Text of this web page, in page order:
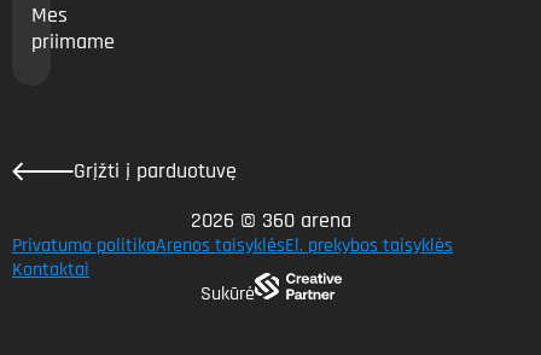
Mes
priimame
Grįžti į parduotuvę
2026 © 360 arena
Privatumo politikaArenos taisyklėsEl. prekybos taisyklės
Kontaktai
Sukūrė